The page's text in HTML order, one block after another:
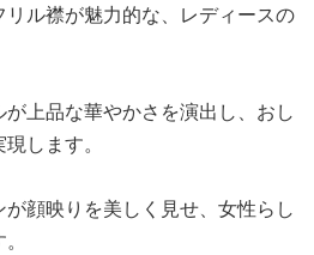
ル襟が魅力的な、レディースの
上品な華やかさを演出し、おし
します。
顔映りを美しく見せ、女性らし